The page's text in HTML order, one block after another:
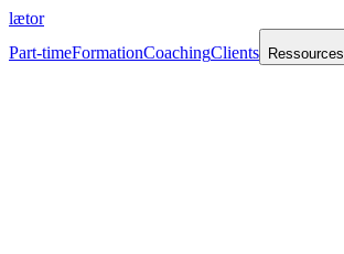
lætor
Part-timeFormationCoachingClients Ressources